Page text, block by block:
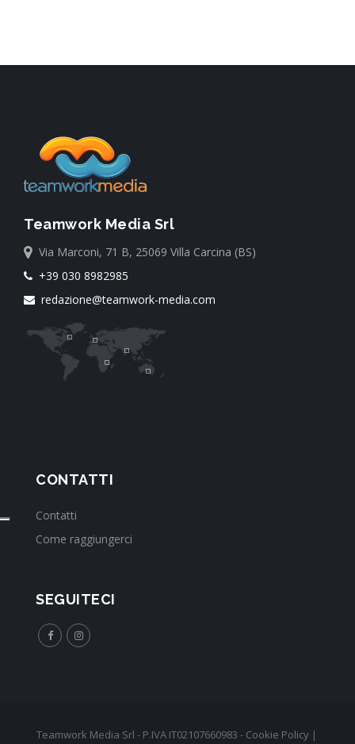
Teamwork Media Srl
Via Marconi, 71 B, 25069 Villa Carcina (BS)
+39 030 8982985
redazione@teamwork-media.com
CONTATTI
Contatti
Come raggiungerci
SEGUITECI
Teamwork Media Srl - P.IVA IT02107660983 - Cookie Policy|